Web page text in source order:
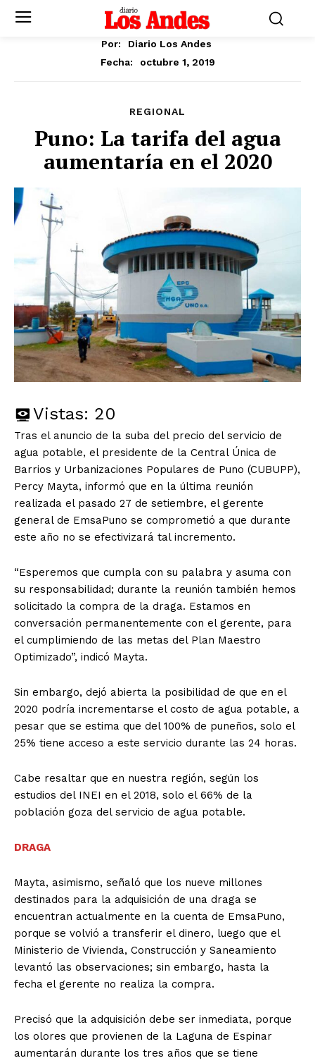
Por:
Diario Los Andes
Fecha:
octubre 1, 2019
REGIONAL
Puno: La tarifa del agua
aumentaría en el 2020
Vistas: 20
Tras el anuncio de la suba del precio del servicio de
agua potable, el presidente de la Central Única de
Barrios y Urbanizaciones Populares de Puno (CUBUPP),
Percy Mayta, informó que en la última reunión
realizada el pasado 27 de setiembre, el gerente
general de EmsaPuno se comprometió a que durante
este año no se efectivizará tal incremento.
“Esperemos que cumpla con su palabra y asuma con
su responsabilidad; durante la reunión también hemos
solicitado la compra de la draga. Estamos en
conversación permanentemente con el gerente, para
el cumplimiendo de las metas del Plan Maestro
Optimizado”, indicó Mayta.
Sin embargo, dejó abierta la posibilidad de que en el
2020 podría incrementarse el costo de agua potable, a
pesar que se estima que del 100% de puneños, solo el
25% tiene acceso a este servicio durante las 24 horas.
Cabe resaltar que en nuestra región, según los
estudios del INEI en el 2018, solo el 66% de la
población goza del servicio de agua potable.
DRAGA
Mayta, asimismo, señaló que los nueve millones
destinados para la adquisición de una draga se
encuentran actualmente en la cuenta de EmsaPuno,
porque se volvió a transferir el dinero, luego que el
Ministerio de Vivienda, Construcción y Saneamiento
levantó las observaciones; sin embargo, hasta la
fecha el gerente no realiza la compra.
Precisó que la adquisición debe ser inmediata, porque
los olores que provienen de la Laguna de Espinar
aumentarán durante los tres años que se tiene